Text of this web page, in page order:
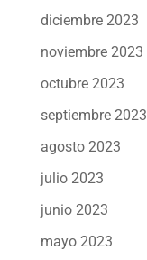
diciembre 2023
noviembre 2023
octubre 2023
septiembre 2023
agosto 2023
julio 2023
junio 2023
mayo 2023